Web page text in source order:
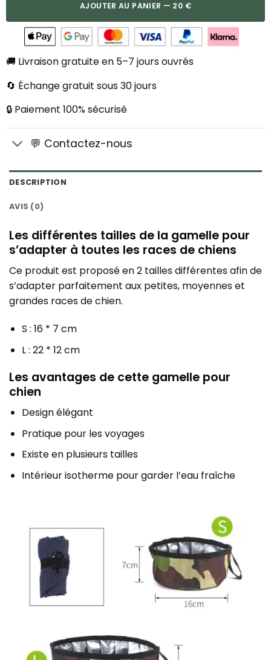
AJOUTER AU PANIER — 20 €
🚚 Livraison gratuite en 5–7 jours ouvrés
🔄 Échange gratuit sous 30 jours
🔒 Paiement 100% sécurisé
💬 Contactez-nous
DESCRIPTION
AVIS (0)
Les différentes tailles de la gamelle pour
s’adapter à toutes les races de chiens
Ce produit est proposé en 2 tailles différentes afin de
s’adapter parfaitement aux petites, moyennes et
grandes races de chien.
S : 16 * 7 cm
L : 22 * 12 cm
Les avantages de cette gamelle pour
chien
Design élégant
Pratique pour les voyages
Existe en plusieurs tailles
Intérieur isotherme pour garder l’eau fraîche